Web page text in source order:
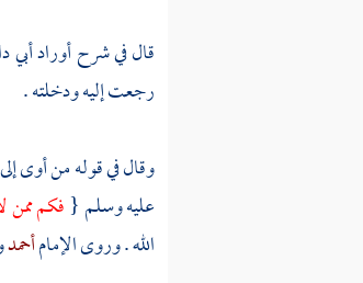
قال في شرح أورادأبي
رجعت إليه ودخلته .
وقال في قوله من أوى
عليه وسلم {فكم ممن
الله . وروى الإمامأحمد